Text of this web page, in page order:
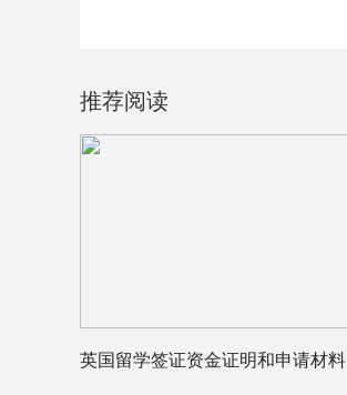
推荐阅读
英国留学签证资金证明和申请材料